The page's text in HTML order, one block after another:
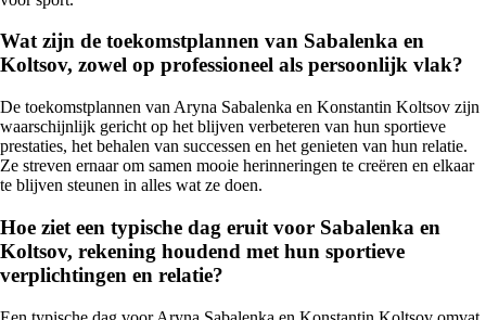
Wat zijn de toekomstplannen van Sabalenka en
Koltsov, zowel op professioneel als persoonlijk vlak?
De toekomstplannen van Aryna Sabalenka en Konstantin Koltsov zijn
waarschijnlijk gericht op het blijven verbeteren van hun sportieve
prestaties, het behalen van successen en het genieten van hun relatie.
Ze streven ernaar om samen mooie herinneringen te creëren en elkaar
te blijven steunen in alles wat ze doen.
Hoe ziet een typische dag eruit voor Sabalenka en
Koltsov, rekening houdend met hun sportieve
verplichtingen en relatie?